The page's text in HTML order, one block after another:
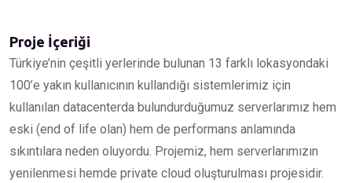
Proje İçeriği
Türkiye’nin çeşitli yerlerinde bulunan 13 farklı lokasyondaki
100’e yakın kullanıcının kullandığı sistemlerimiz için
kullanılan datacenterda bulundurduğumuz serverlarımız hem
eski (end of life olan) hem de performans anlamında
sıkıntılara neden oluyordu. Projemiz, hem serverlarımızın
yenilenmesi hemde private cloud oluşturulması projesidir.